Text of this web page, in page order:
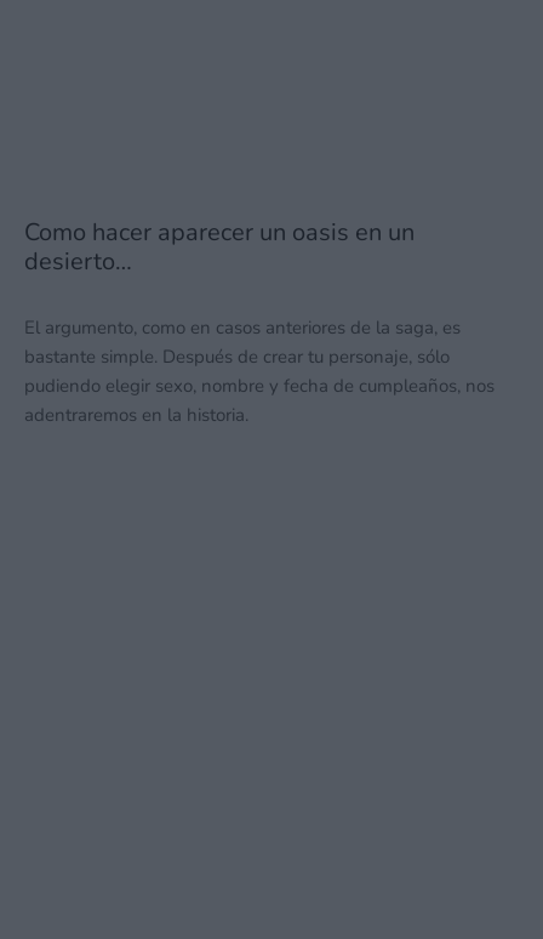
Como hacer aparecer un oasis en un
desierto…
El argumento, como en casos anteriores de la saga, es
bastante simple. Después de crear tu personaje, sólo
pudiendo elegir sexo, nombre y fecha de cumpleaños, nos
adentraremos en la historia.